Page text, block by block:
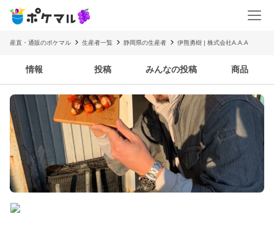
産直・通販のポケマル 生産者一覧 静岡県の生産者 伊熊勇樹 | 株式会社A.A.A
情報 投稿 みんなの投稿 商品